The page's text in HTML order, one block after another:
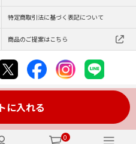
0
に入れる
特定商取引法に基づく表記について
商品のご提案はこちら